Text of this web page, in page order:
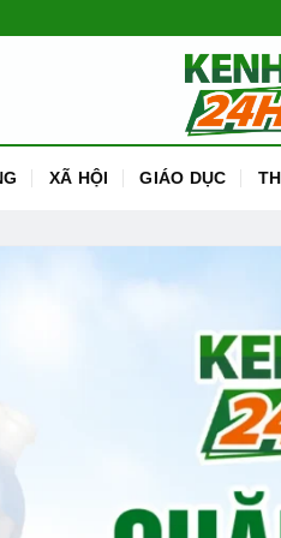
XÃ HỘI GIÁO DỤC